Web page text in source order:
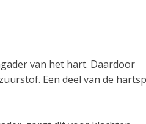
van het hart. Daardoor
Een deel van de